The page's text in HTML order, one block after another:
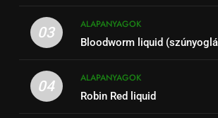
03
ALAPANYAGOK
Bloodworm liquid
04
ALAPANYAGOK
Robin Red liquid